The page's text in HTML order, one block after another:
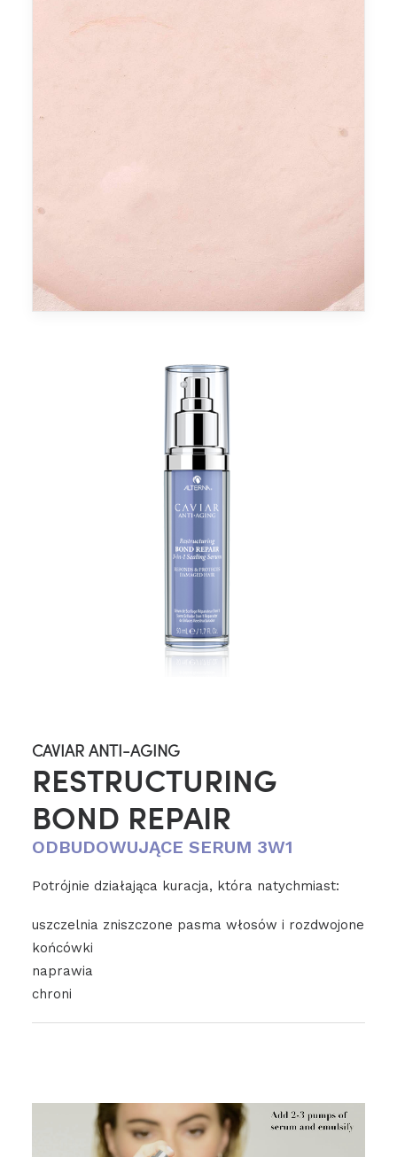
CAVIAR ANTI-AGING
RESTRUCTURING
BOND REPAIR
ODBUDOWUJĄCE SERUM 3W1
Potrójnie działająca kuracja, która natychmiast:
uszczelnia zniszczone pasma włosów i rozdwojone
końcówki
naprawia
chroni